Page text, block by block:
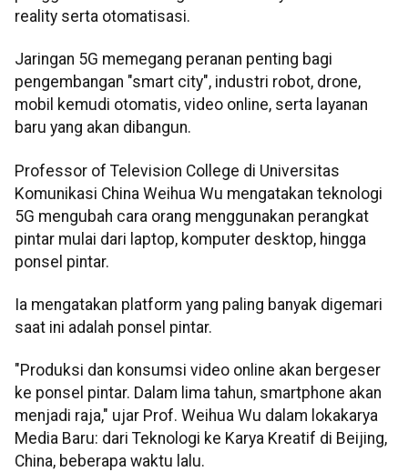
reality serta otomatisasi.
Jaringan 5G memegang peranan penting bagi
pengembangan "smart city", industri robot, drone,
mobil kemudi otomatis, video online, serta layanan
baru yang akan dibangun.
Professor of Television College di Universitas
Komunikasi China Weihua Wu mengatakan teknologi
5G mengubah cara orang menggunakan perangkat
pintar mulai dari laptop, komputer desktop, hingga
ponsel pintar.
Ia mengatakan platform yang paling banyak digemari
saat ini adalah ponsel pintar.
"Produksi dan konsumsi video online akan bergeser
ke ponsel pintar. Dalam lima tahun, smartphone akan
menjadi raja," ujar Prof. Weihua Wu dalam lokakarya
Media Baru: dari Teknologi ke Karya Kreatif di Beijing,
China, beberapa waktu lalu.